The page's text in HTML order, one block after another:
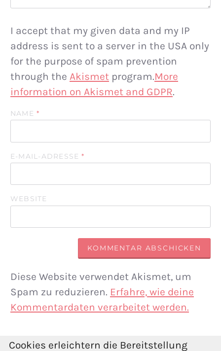
I accept that my given data and my IP
address is sent to a server in the USA only
for the purpose of spam prevention
through the Akismet program.More
information on Akismet and GDPR.
NAME*
E-MAIL-ADRESSE*
WEBSITE
Diese Website verwendet Akismet, um
Spam zu reduzieren. Erfahre, wie deine
Kommentardaten verarbeitet werden.
Cookies erleichtern die Bereitstellung